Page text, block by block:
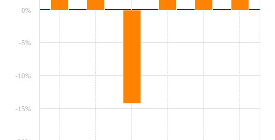
-15%
-10%
-5%
0%